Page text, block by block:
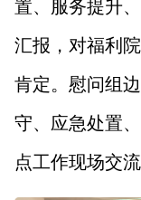
置、服务提升
汇报，对福利
肯定。慰问组
守、应急处置
点工作现场交